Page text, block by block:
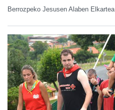
Berrozpeko Jesusen Alaben Elkartea